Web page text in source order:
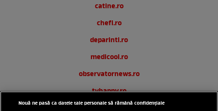
catine.ro
chefi.ro
deparinti.ro
medicool.ro
observatornews.ro
tvhappy.ro
useit.ro
Nouă ne pasă ca datele tale personale să rămână confidențiale